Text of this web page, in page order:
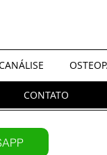
CONTATO